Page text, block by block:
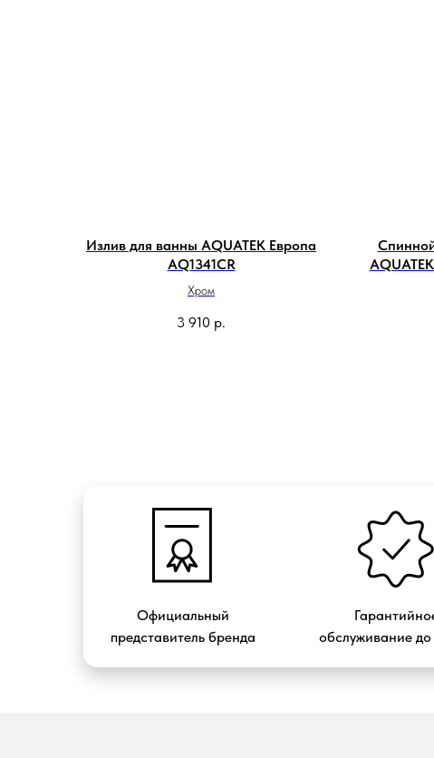
Излив для ванны AQUATEK Европа
AQ1341CR
Хром
3 910 р.
Официальный
представитель бренда
обслуживание до